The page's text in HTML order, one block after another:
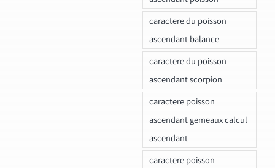
caractere du poisson
ascendant balance
caractere du poisson
ascendant scorpion
caractere poisson
ascendant gemeaux calcul
ascendant
caractere poisson